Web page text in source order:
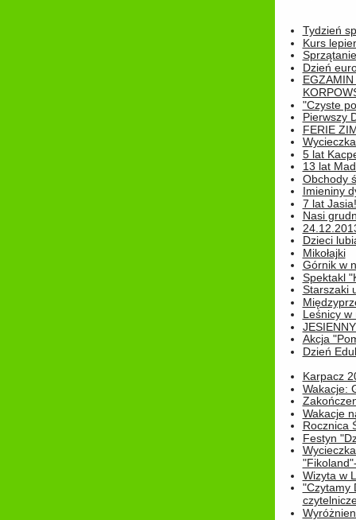
Tydzień
Kurs
Dzień
"Czyste
Pierwszy
FERIE
5 lat
13 lat
Obchody
Imieniny
7 lat Jasia!
Nasi
Dzieci
Mikołajki
Górnik w
Spektakl
Starszaki
Leśnicy w
Akcja
Dzień
Karpacz
Wakacje:
Wakacje
Rocznica
Festyn
Wizyta w
"Czytamy